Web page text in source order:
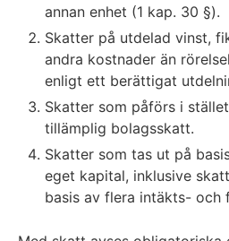
annan enhet (1 kap. 30 §).
Skatter på utdelad vinst,
andra kostnader än
enligt ett berättigat
Skatter som påförs i
tillämplig bolagsskatt.
Skatter som tas ut på
eget kapital, inklusive
basis av flera intäkts- och